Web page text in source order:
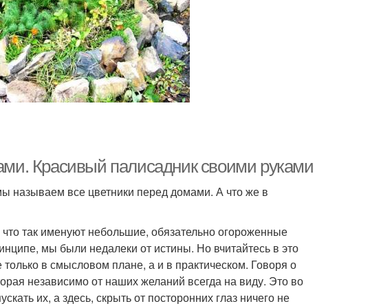
Красивый палисадник своими руками
называем все цветники перед домами. А что же в
так именуют небольшие, обязательно огороженные
мы были недалеки от истины. Но вчитайтесь в это
в смысловом плане, а и в практическом. Говоря о
независимо от наших желаний всегда на виду. Это во
их, а здесь, скрыть от посторонних глаз ничего не